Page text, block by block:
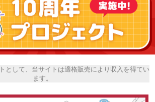
として、当サイトは適格販売により収入を得てい
ます。